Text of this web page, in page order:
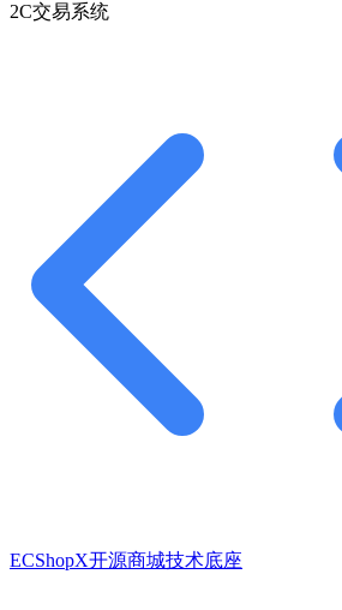
2C交易系统
ECShopX开源商城技术底座